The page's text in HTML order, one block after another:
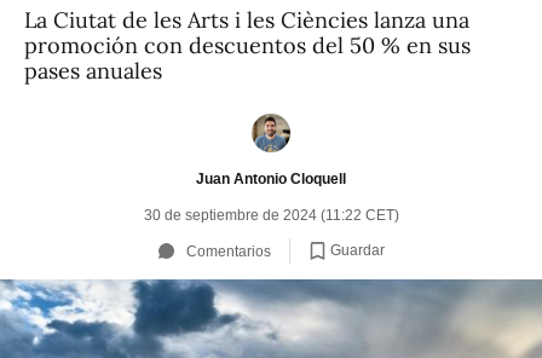
La Ciutat de les Arts i les Ciències lanza una
promoción con descuentos del 50 % en sus
pases anuales
Juan Antonio Cloquell
30 de septiembre de 2024 (11:22 CET)
Comentarios Guardar